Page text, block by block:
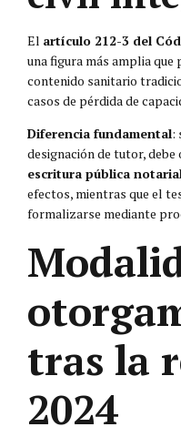
El artículo 212-3 del
una figura más amplia que
contenido sanitario
casos de pérdida de
Diferencia fundamental:
designación de tutor,
escritura pública
efectos, mientras que el
formalizarse mediante
tras la
2024